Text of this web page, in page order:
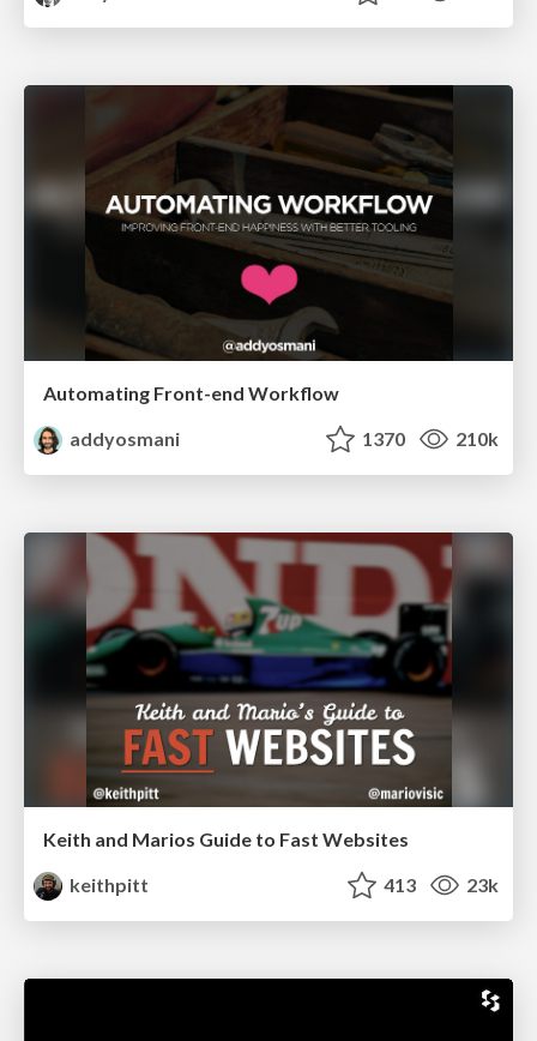
Automating Front-end Workflow
addyosmani
1370 210k
Keith and Marios Guide to Fast Websites
keithpitt
413 23k